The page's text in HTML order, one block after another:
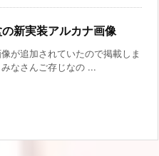
の新実装アルカナ画像
が追加されていたので掲載しま
なさんご存じなの ...